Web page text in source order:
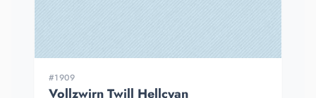
#1909
Vollzwirn Twill Hellcyan